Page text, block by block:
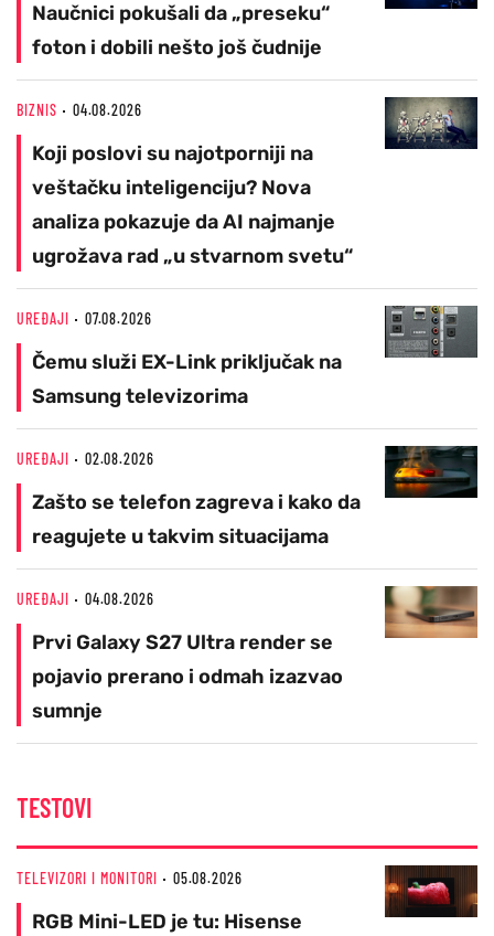
Naučnici pokušali da „preseku“
foton i dobili nešto još čudnije
BIZNIS 04.08.2026
Koji poslovi su najotporniji na
veštačku inteligenciju? Nova
analiza pokazuje da AI najmanje
ugrožava rad „u stvarnom svetu“
UREĐAJI 07.08.2026
Čemu služi EX-Link priključak na
Samsung televizorima
UREĐAJI 02.08.2026
Zašto se telefon zagreva i kako da
reagujete u takvim situacijama
UREĐAJI 04.08.2026
Prvi Galaxy S27 Ultra render se
pojavio prerano i odmah izazvao
sumnje
TESTOVI
TELEVIZORI I MONITORI 05.08.2026
RGB Mini-LED je tu: Hisense